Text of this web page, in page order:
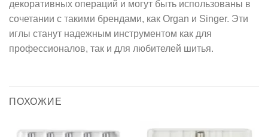
декоративных операций и могут быть использованы в
сочетании с такими брендами, как Organ и Singer. Эти
иглы станут надежным инструментом как для
профессионалов, так и для любителей шитья.
ПОХОЖИЕ